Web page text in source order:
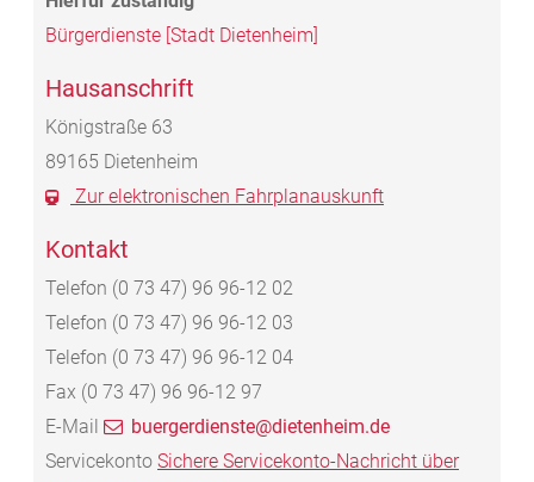
Bürgerdienste [Stadt Dietenheim]
Hausanschrift
Königstraße 63
89165 Dietenheim
Zur elektronischen Fahrplanauskunft
Kontakt
Telefon (0 73 47) 96 96-12 02
Telefon (0 73 47) 96 96-12 03
Telefon (0 73 47) 96 96-12 04
Fax (0 73 47) 96 96-12 97
E-Mail
buergerdienste@dietenheim.de
Servicekonto Sichere Servicekonto-Nachricht über